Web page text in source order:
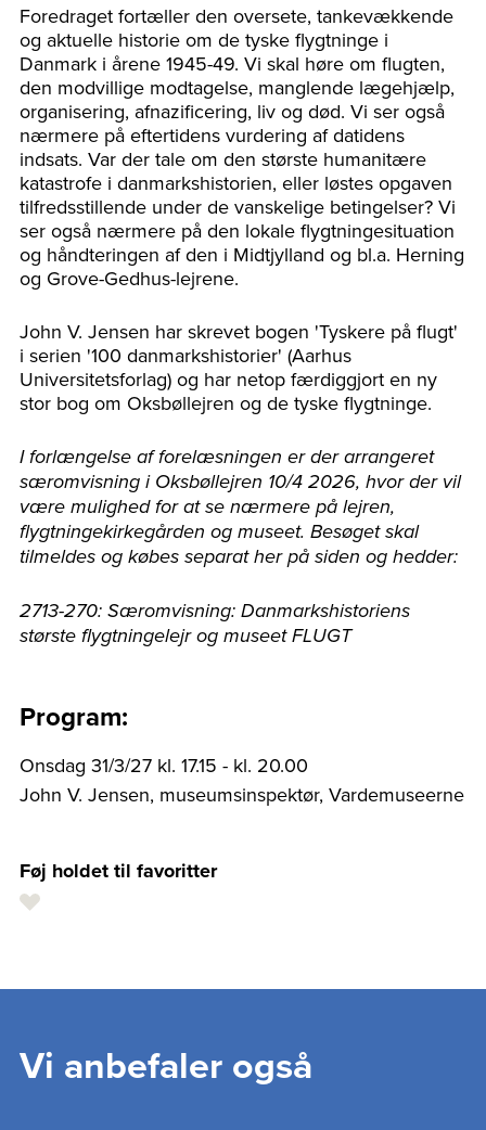
Foredraget fortæller den oversete, tankevækkende
og aktuelle historie om de tyske flygtninge i
Danmark i årene 1945-49. Vi skal høre om flugten,
den modvillige modtagelse, manglende lægehjælp,
organisering, afnazificering, liv og død. Vi ser også
nærmere på eftertidens vurdering af datidens
indsats. Var der tale om den største humanitære
katastrofe i danmarkshistorien, eller løstes opgaven
tilfredsstillende under de vanskelige betingelser? Vi
ser også nærmere på den lokale flygtningesituation
og håndteringen af den i Midtjylland og bl.a. Herning
og Grove-Gedhus-lejrene.
John V. Jensen har skrevet bogen 'Tyskere på flugt'
i serien '100 danmarkshistorier' (Aarhus
Universitetsforlag) og har netop færdiggjort en ny
stor bog om Oksbøllejren og de tyske flygtninge.
I forlængelse af forelæsningen er der arrangeret
særomvisning i Oksbøllejren 10/4 2026, hvor der vil
være mulighed for at se nærmere på lejren,
flygtningekirkegården og museet. Besøget skal
tilmeldes og købes separat her på siden og hedder:
2713-270: Særomvisning: Danmarkshistoriens
største flygtningelejr og museet FLUGT
Program:
Onsdag 31/3/27 kl. 17.15 - kl. 20.00
John V. Jensen, museumsinspektør, Vardemuseerne
Føj holdet til favoritter
Vi anbefaler også